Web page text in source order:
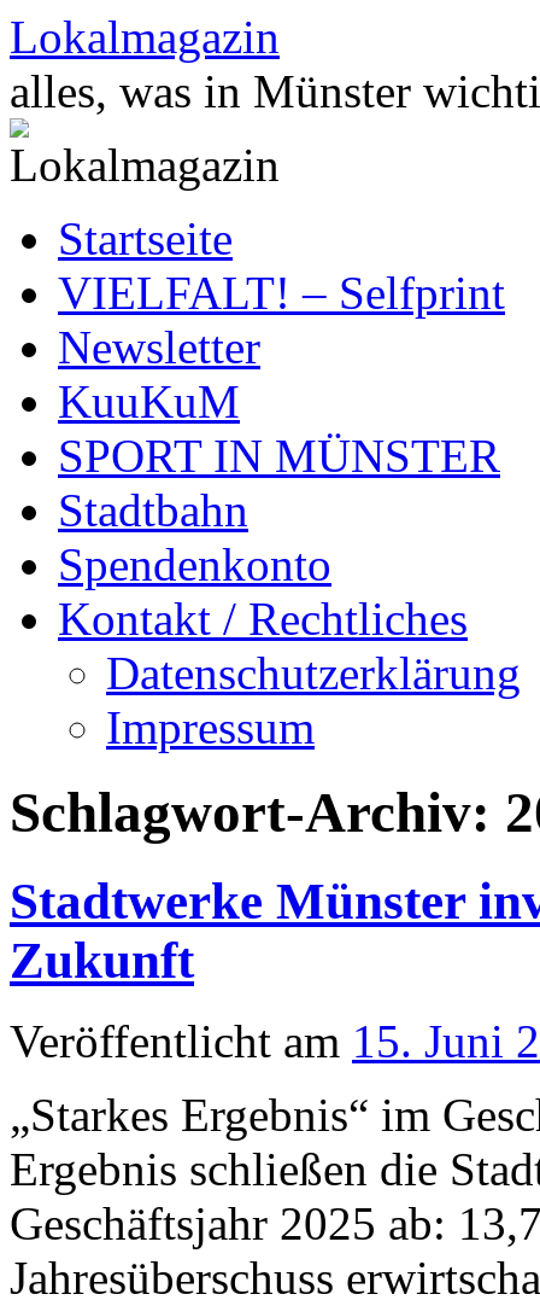
Zum
Inhalt
springen
Lokalmagazin
alles, was in Münster
Startseite
VIELFALT! – Selfprint
Newsletter
KuuKuM
SPORT IN MÜNSTER
Stadtbahn
Spendenkonto
Kontakt / Rechtliches
Datenschutzerklärung
Impressum
Schlagwort-Archiv:
Stadtwerke Münster
Zukunft
Veröffentlicht am 15. Juni
„Starkes Ergebnis“ im
Ergebnis schließen die
Geschäftsjahr 2025 ab:
Jahresüberschuss